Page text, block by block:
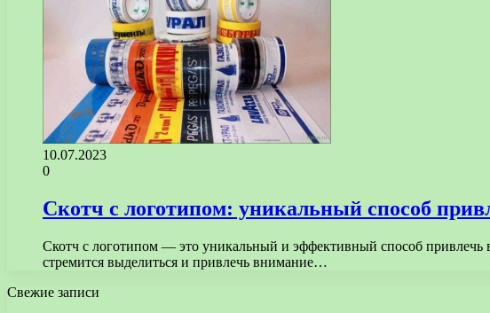
10.07.2023
0
Скотч с логотипом: уникальный способ
Скотч с логотипом — это уникальный и эффективный способ
стремится выделиться и привлечь внимание…
Свежие записи